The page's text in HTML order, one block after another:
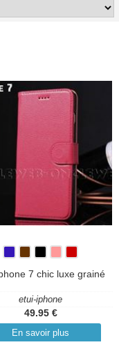
7 chic luxe grainé
etui-iphone
49.95 €
En savoir plus